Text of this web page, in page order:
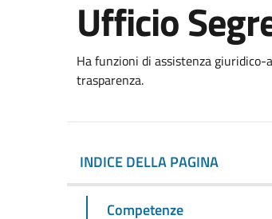
Ufficio
Ha funzioni di assistenza
trasparenza.
INDICE DELLA PAGINA
Competenze